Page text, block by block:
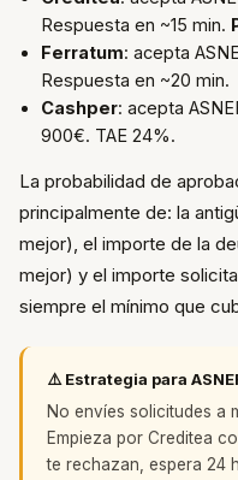
Respuesta en ~15 min.
Ferratum: acepta
Respuesta en ~20 min.
Cashper: acepta
900€. TAE 24%.
La probabilidad de
principalmente de: la
mejor), el importe de la
mejor) y el importe
siempre el mínimo que
⚠️ Estrategia para
No envíes solicitudes a
Empieza por Creditea
te rechazan, espera 24